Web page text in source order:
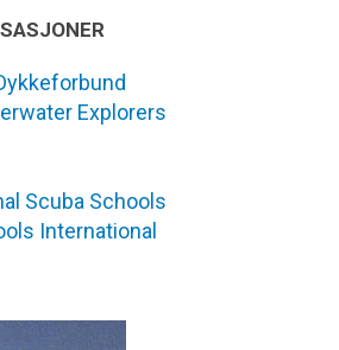
Explorers
Scuba Schools
International